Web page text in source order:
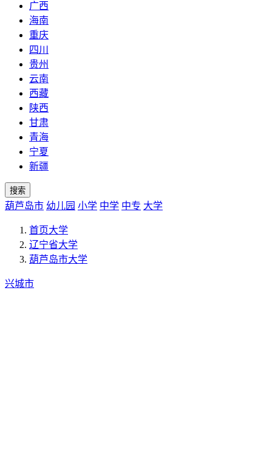
广西
海南
重庆
四川
贵州
云南
西藏
陕西
甘肃
青海
宁夏
新疆
搜索
葫芦岛市 幼儿园 小学 中学 中专 大学
首页大学
辽宁省大学
葫芦岛市大学
兴城市